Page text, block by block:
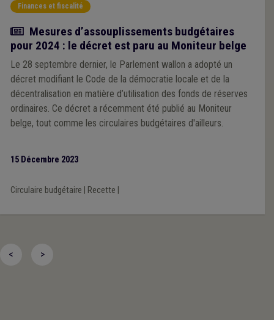
Finances et fiscalité
Actualité
Mesures d’assouplissements budgétaires
pour 2024 : le décret est paru au Moniteur belge
Le 28 septembre dernier, le Parlement wallon a adopté un
décret modifiant le Code de la démocratie locale et de la
décentralisation en matière d’utilisation des fonds de réserves
ordinaires. Ce décret a récemment été publié au Moniteur
belge, tout comme les circulaires budgétaires d'ailleurs.
15 Décembre 2023
Circulaire budgétaire Recette
< >